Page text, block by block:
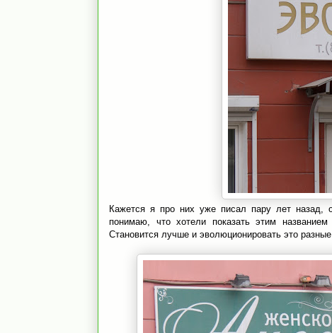
Кажется я про них уже писал пару лет
понимаю, что хотели показать этим
Становится лучше и эволюционировать это